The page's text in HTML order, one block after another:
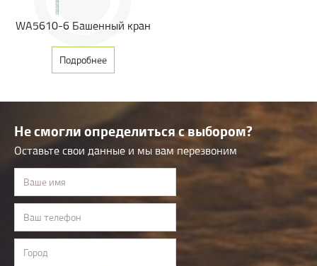
Преимущества:
Функциональность и безопасность.
WA5610-6 Башенный кран
Подробнее
Не смогли определиться с выбором?
Оставьте свои данные и мы вам перезвоним
Ваше имя
Ваш телефон
Город